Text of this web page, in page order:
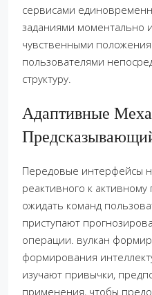
сервисами
заданиями моментально
чувственными
пользователями
структуру.
Адаптивные
Передовые интерфейсы
реактивного к
ожидать команд
приступают
операции. вулкан
формирования
изучают привычки,
применения, чтобы